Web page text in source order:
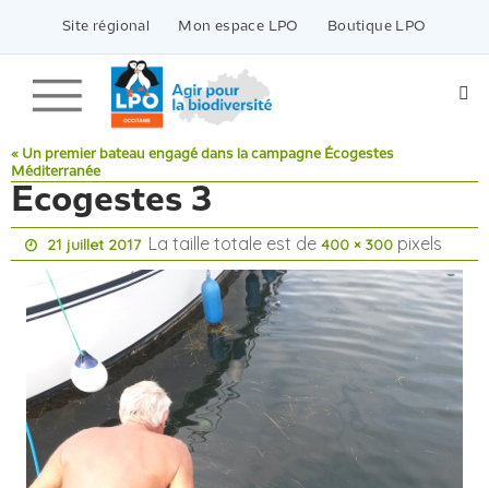
contenu
Site régional Mon espace LPO Boutique LPO
« Un premier bateau engagé dans la campagne Écogestes
Méditerranée
Ecogestes 3
21 juillet 2017 La taille totale est de400 × 300 pixels